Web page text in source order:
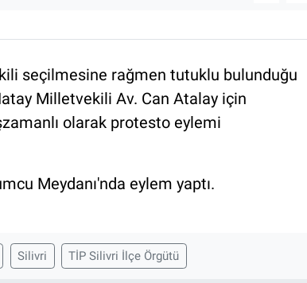
seçilmesine rağmen tutuklu bulunduğu
Milletvekili Av. Can Atalay için
olarak protesto eylemi
Meydanı'nda eylem yaptı.
Silivri TİP Silivri İlçe Örgütü